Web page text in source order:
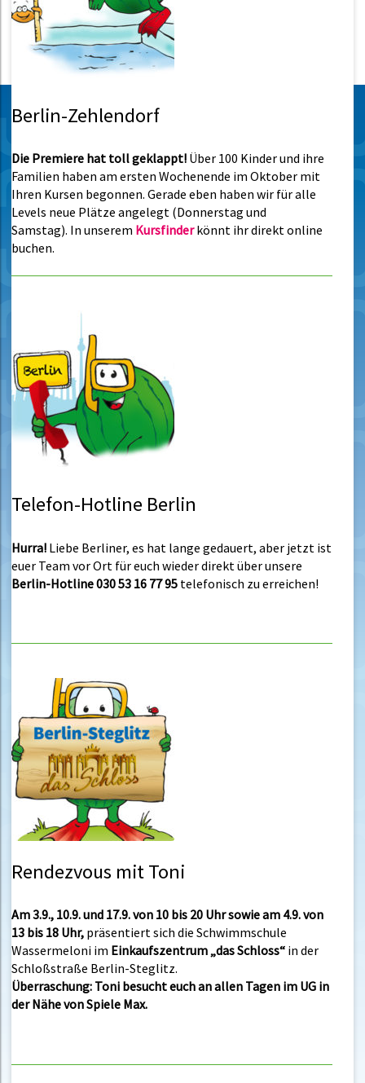
Berlin-Zehlendorf
Die Premiere hat toll geklappt! Über 100 Kinder und ihre
Familien haben am ersten Wochenende im Oktober mit
Ihren Kursen begonnen. Gerade eben haben wir für alle
Levels neue Plätze angelegt (Donnerstag und
Samstag). In unserem Kursfinderkönnt ihr direkt online
buchen.
Telefon-Hotline Berlin
Hurra! Liebe Berliner, es hat lange gedauert, aber jetzt ist
euer Team vor Ort für euch wieder direkt über unsere
Berlin-Hotline030 53 16 77 95 telefonisch zu erreichen!
Rendezvous mit Toni
Am 3.9., 10.9. und 17.9. von 10 bis 20 Uhr sowie am 4.9. von
13 bis 18 Uhr, präsentiert sich die Schwimmschule
Wassermeloni im Einkaufszentrum „das Schloss“ in der
Schloßstraße Berlin-Steglitz.
Überraschung: Toni besucht euch an allen Tagen im UG in
der Nähe von Spiele Max.